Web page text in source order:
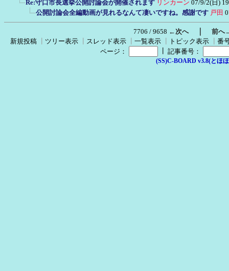
Re:守口市長選挙公開討論会が開催されます リンカーン 07/9/2(日)
公開討論会全編動画が見れるなんて凄いですね。感謝です 戸田
7706 / 9658 ←次へ｜ 前へ
新規投稿
ツリー表示 スレッド表示 一覧表示 トピック表示
番
ページ：
記事番号：
(SS)C-BOARD v3.8(とほ